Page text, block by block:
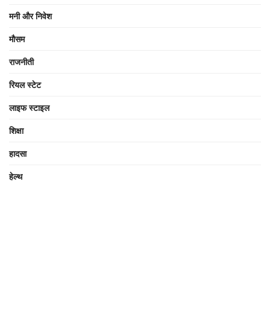
मनी और निवेश
मौसम
राजनीती
रियल स्टेट
लाइफ स्टाइल
शिक्षा
हादसा
हेल्थ